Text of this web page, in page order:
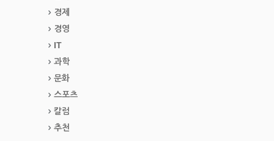
경제
경영
IT
과학
문화
스포츠
칼럼
추천